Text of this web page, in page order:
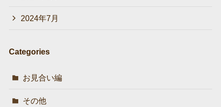
2024年7月
Categories
お見合い編
その他